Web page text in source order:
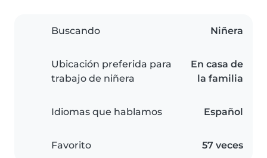
Buscando Niñera
Ubicación preferida para
trabajo de niñera
En casa de
la familia
Idiomas que hablamos Español
Favorito 57 veces